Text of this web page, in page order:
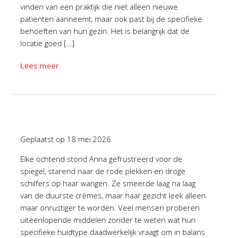
vinden van een praktijk die niet alleen nieuwe
patiënten aanneemt, maar ook past bij de specifieke
behoeften van hun gezin. Het is belangrijk dat de
locatie goed […]
Lees meer
Geplaatst op 18 mei 2026
Elke ochtend stond Anna gefrustreerd voor de
spiegel, starend naar de rode plekken en droge
schilfers op haar wangen. Ze smeerde laag na laag
van de duurste crèmes, maar haar gezicht leek alleen
maar onrustiger te worden. Veel mensen proberen
uiteenlopende middelen zonder te weten wat hun
specifieke huidtype daadwerkelijk vraagt om in balans